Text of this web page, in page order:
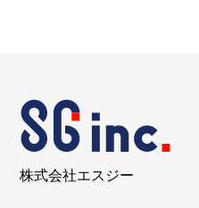
株式会社エスジー